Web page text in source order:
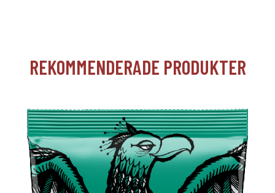
REKOMMENDERADE PRODUKTER